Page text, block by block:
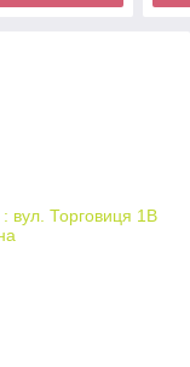
вул. Торговиця 1В